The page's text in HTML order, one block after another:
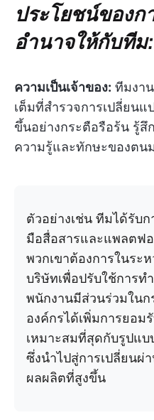
ประโยชน์ของก
อำนาจให้กับทีม:
ความเป็นเจ้าของ: ทีมงา
เต็มที่สำรวจการเปลี่ยน
ขึ้นอย่างกระตือรือร้น รู้
ความรู้และทักษะของตน
ตัวอย่างเช่น ทีมได้รับก
มือสื่อสารและแพลตฟ
พวกเขาต้องการในระ
บริษัทเพื่อปรับใช้การท
พนักงานมีส่วนร่วมในก
องค์กรได้เพิ่มการยอม
เหมาะสมที่สุดกับรูปแบ
ซึ่งนำไปสู่การเปลี่ยนผ่
ผลผลิตที่สูงขึ้น